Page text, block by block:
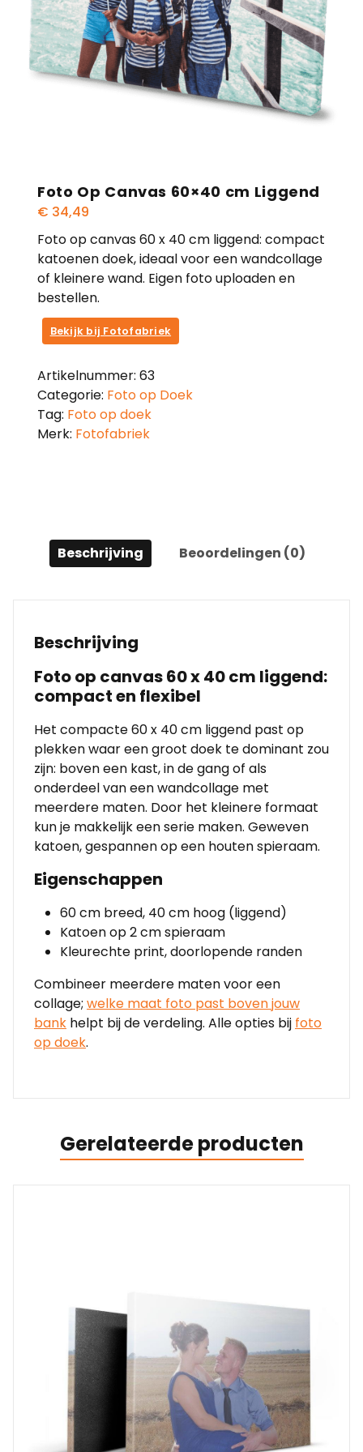
Foto Op Canvas 60×40 cm Liggend
€ 34,49
Foto op canvas 60 x 40 cm liggend: compact
katoenen doek, ideaal voor een wandcollage
of kleinere wand. Eigen foto uploaden en
bestellen.
Bekijk bij Fotofabriek
Artikelnummer: 63
Categorie: Foto op Doek
Tag: Foto op doek
Merk: Fotofabriek
Beschrijving Beoordelingen (0)
Beschrijving
Foto op canvas 60 x 40 cm liggend:
compact en flexibel
Het compacte 60 x 40 cm liggend past op
plekken waar een groot doek te dominant zou
zijn: boven een kast, in de gang of als
onderdeel van een wandcollage met
meerdere maten. Door het kleinere formaat
kun je makkelijk een serie maken. Geweven
katoen, gespannen op een houten spieraam.
Eigenschappen
60 cm breed, 40 cm hoog (liggend)
Katoen op 2 cm spieraam
Kleurechte print, doorlopende randen
Combineer meerdere maten voor een
collage; welke maat foto past boven jouw
bank helpt bij de verdeling. Alle opties bij foto
op doek.
Gerelateerde producten